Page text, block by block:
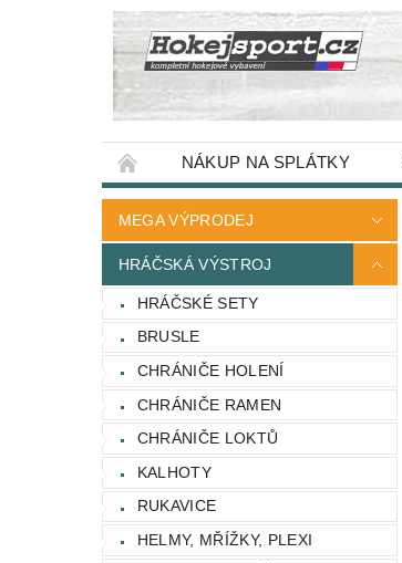
NÁKUP NA SPLÁTKY
MEGA VÝPRODEJ
HRÁČSKÁ VÝSTROJ
HRÁČSKÉ SETY
BRUSLE
CHRÁNIČE HOLENÍ
CHRÁNIČE RAMEN
CHRÁNIČE LOKTŮ
KALHOTY
RUKAVICE
HELMY, MŘÍŽKY, PLEXI